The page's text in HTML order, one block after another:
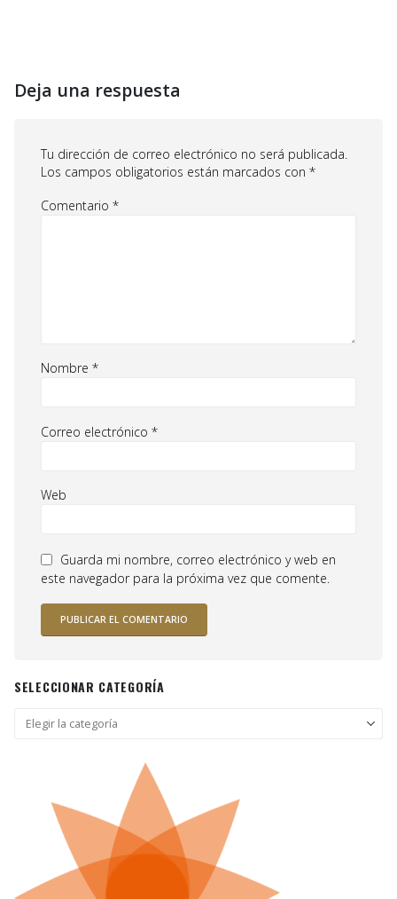
Deja una respuesta
Tu dirección de correo electrónico no será publicada.
Los campos obligatorios están marcados con *
Comentario *
Nombre *
Correo electrónico *
Web
Guarda mi nombre, correo electrónico y web en
este navegador para la próxima vez que comente.
SELECCIONAR CATEGORÍA
Seleccionar
categoría